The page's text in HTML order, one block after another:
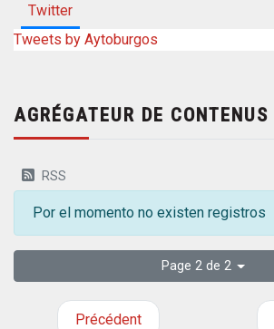
Twitter
Tweets by Aytoburgos
AGRÉGATEUR DE CONTENUS
RSS
Por el momento no existen registros
Page 2 de 2
Précédent